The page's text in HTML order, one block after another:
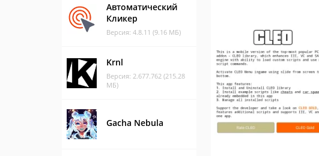
Автоматический
Кликер
Версия: 4.8.11 (9.16 МБ)
Krnl
Версия: 2.677.762 (215.28
МБ)
Gacha Nebula